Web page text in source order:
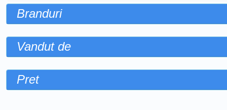
Branduri
Vandut de
Pret